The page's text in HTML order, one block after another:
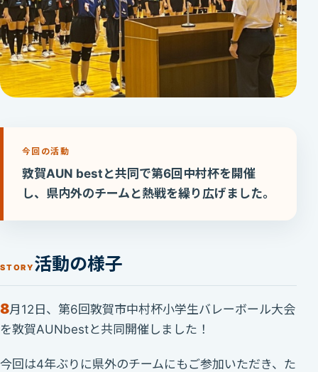
今回の活動
敦賀AUN bestと共同で第6回中村杯を開催
し、県内外のチームと熱戦を繰り広げました。
STORY 活動の様子
8月12日、第6回敦賀市中村杯小学生バレーボール大会
を敦賀AUNbestと共同開催しました！
今回は4年ぶりに県外のチームにもご参加いただき、た